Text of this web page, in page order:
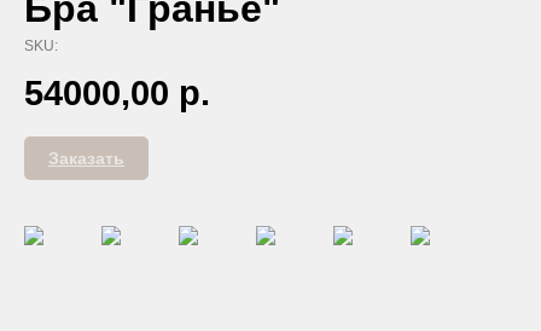
Бра "Гранье"
SKU:
54000,00 р.
Заказать